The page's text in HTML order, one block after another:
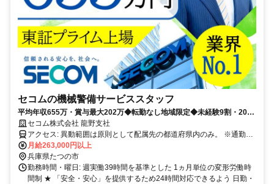
セコムの機械警備サービススタッフ
平均年収655万・賞与最大202万◆転勤なし地域限定◆未経験9割・20〜
30代活躍◆最大10連休・手当あり
セコム株式会社 龍野支社
アクセス: 異動範囲は原則として配属先の都道府県内のみ。 ※通勤圏
内の他都道府県への異動の可能性もあります。
月給263,000円以上
兵庫県たつの市
勤務時間・曜日: 週実働39時間を基準とした 1ヵ月単位の変形労働時
間制 ★ 「安全・安心」を提供するため24時間対応できるよう 日勤・